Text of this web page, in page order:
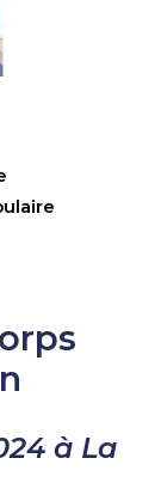
à La